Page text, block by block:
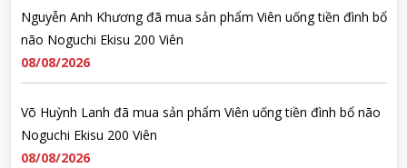
Nguyễn Anh Khương đã mua sản phẩm Viên uống tiền đình bổ
não Noguchi Ekisu 200 Viên
08/08/2026
Võ Huỳnh Lanh đã mua sản phẩm Viên uống tiền đình bổ não
Noguchi Ekisu 200 Viên
08/08/2026